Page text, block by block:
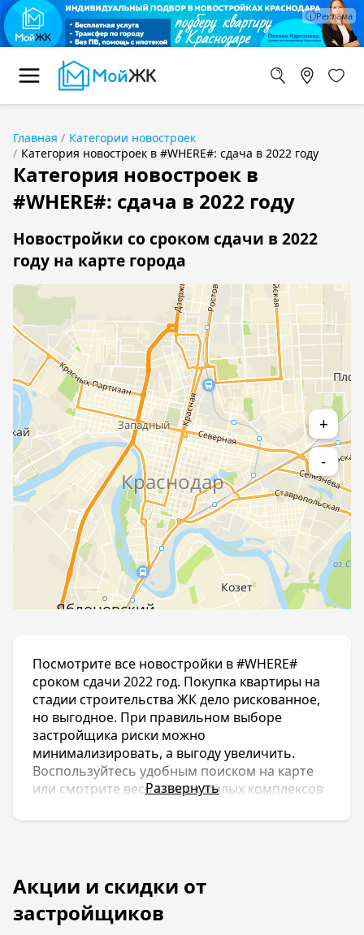
Главная
Категории новостроек
Категория новостроек в #WHERE#: сдача в 2022 году
Категория новостроек в
#WHERE#: сдача в 2022 году
Новостройки со сроком сдачи в 2022
году на карте города
+
-
Посмотрите все новостройки в #WHERE#
сроком сдачи 2022 год. Покупка квартиры на
стадии строительства ЖК дело рискованное,
но выгодное. При правильном выборе
застройщика риски можно
минимализировать, а выгоду увеличить.
Воспользуйтесь удобным поиском на карте
или смотрите весь список жилых комплексов
Развернуть